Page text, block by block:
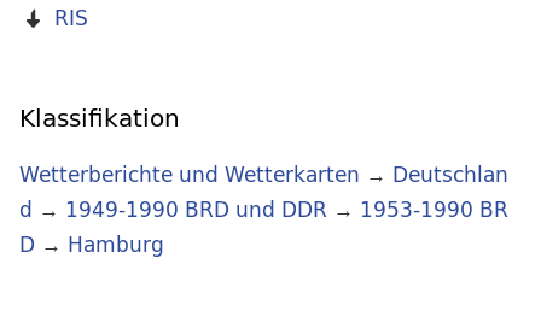
RIS
Klassifikation
Wetterberichte und Wetterkarten → Deutschlan
d → 1949-1990 BRD und DDR → 1953-1990 BR
D → Hamburg